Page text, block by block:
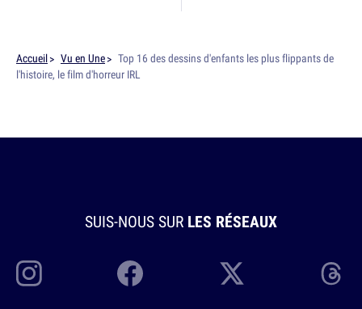
Accueil Vu en Une
Top 16 des dessins d'enfants les plus flippants de
l'histoire, le film d'horreur IRL
SUIS-NOUS SUR LES RÉSEAUX